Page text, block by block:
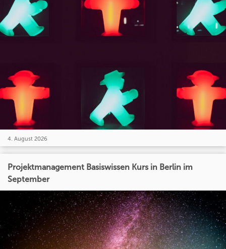
4. August 2026
Projektmanagement Basiswissen Kurs in Berlin im
September